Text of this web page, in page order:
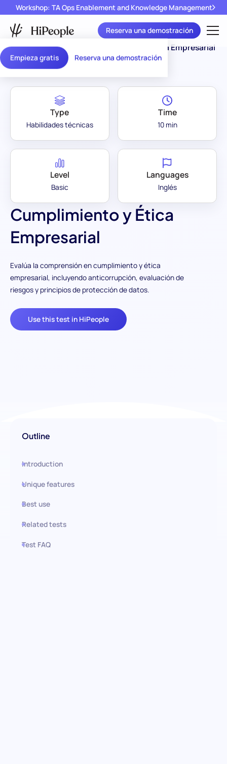
Empieza gratis Reserva una demostración
Workshop: TA Ops Enablement and Knowledge Management
Reserva una demostración
Assessment Library Cumplimiento y Ética Empresarial
Cumplimiento y Ética
Empresarial
Evalúa la comprensión en cumplimiento y ética
empresarial, incluyendo anticorrupción, evaluación de
riesgos y principios de protección de datos.
Use this test in HiPeople
Type
Habilidades técnicas
Time
10 min
Level
Basic
Languages
Inglés
Outline
Introduction
Unique features
Best use
Related tests
Test FAQ